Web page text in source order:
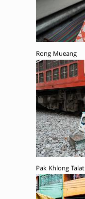
Rong Mueang
Pak Khlong Talat